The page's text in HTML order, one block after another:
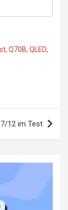
, Q70B, QLED,
12 im Test